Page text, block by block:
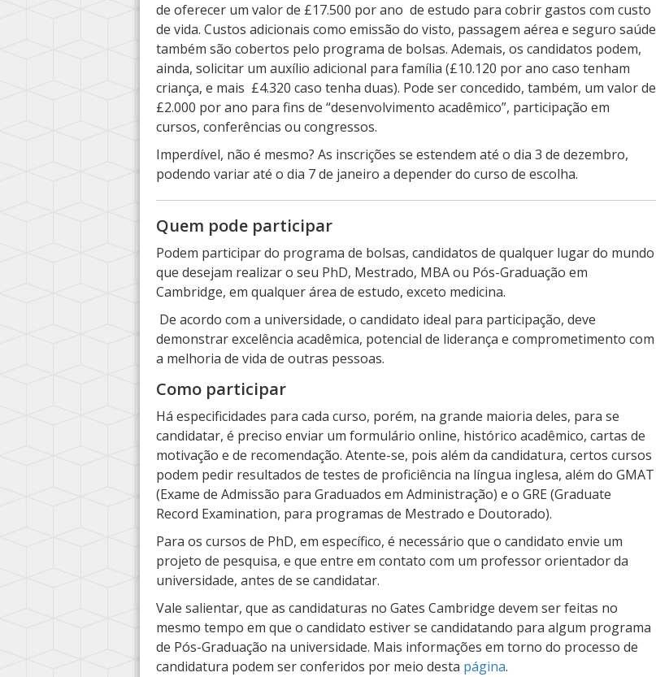
de oferecer um valor de £17.500 por ano de estudo para cobrir gastos com custo
de vida. Custos adicionais como emissão do visto, passagem aérea e seguro saúde
também são cobertos pelo programa de bolsas. Ademais, os candidatos podem,
ainda, solicitar um auxílio adicional para família (£10.120 por ano caso tenham
criança, e mais £4.320 caso tenha duas). Pode ser concedido, também, um valor de
£2.000 por ano para fins de “desenvolvimento acadêmico”, participação em
cursos, conferências ou congressos.
Imperdível, não é mesmo? As inscrições se estendem até o dia 3 de dezembro,
podendo variar até o dia 7 de janeiro a depender do curso de escolha.
Quem pode participar
Podem participar do programa de bolsas, candidatos de qualquer lugar do mundo
que desejam realizar o seu PhD, Mestrado, MBA ou Pós-Graduação em
Cambridge, em qualquer área de estudo, exceto medicina.
De acordo com a universidade, o candidato ideal para participação, deve
demonstrar excelência acadêmica, potencial de liderança e comprometimento com
a melhoria de vida de outras pessoas.
Como participar
Há especificidades para cada curso, porém, na grande maioria deles, para se
candidatar, é preciso enviar um formulário online, histórico acadêmico, cartas de
motivação e de recomendação. Atente-se, pois além da candidatura, certos cursos
podem pedir resultados de testes de proficiência na língua inglesa, além do GMAT
(Exame de Admissão para Graduados em Administração) e o GRE (Graduate
Record Examination, para programas de Mestrado e Doutorado).
Para os cursos de PhD, em específico, é necessário que o candidato envie um
projeto de pesquisa, e que entre em contato com um professor orientador da
universidade, antes de se candidatar.
Vale salientar, que as candidaturas no Gates Cambridge devem ser feitas no
mesmo tempo em que o candidato estiver se candidatando para algum programa
de Pós-Graduação na universidade. Mais informações em torno do processo de
candidatura podem ser conferidos por meio desta página.